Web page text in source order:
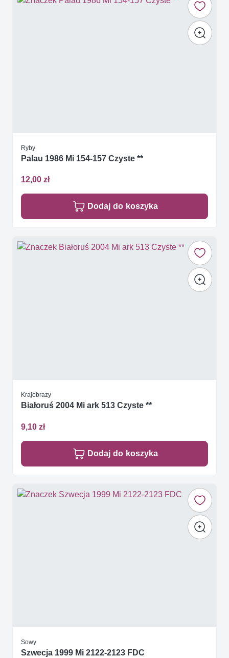
Ryby
Palau 1986 Mi 154-157 Czyste **
12,00 zł
Dodaj do koszyka
Krajobrazy
Białoruś 2004 Mi ark 513 Czyste **
9,10 zł
Dodaj do koszyka
Sowy
Szwecja 1999 Mi 2122-2123 FDC